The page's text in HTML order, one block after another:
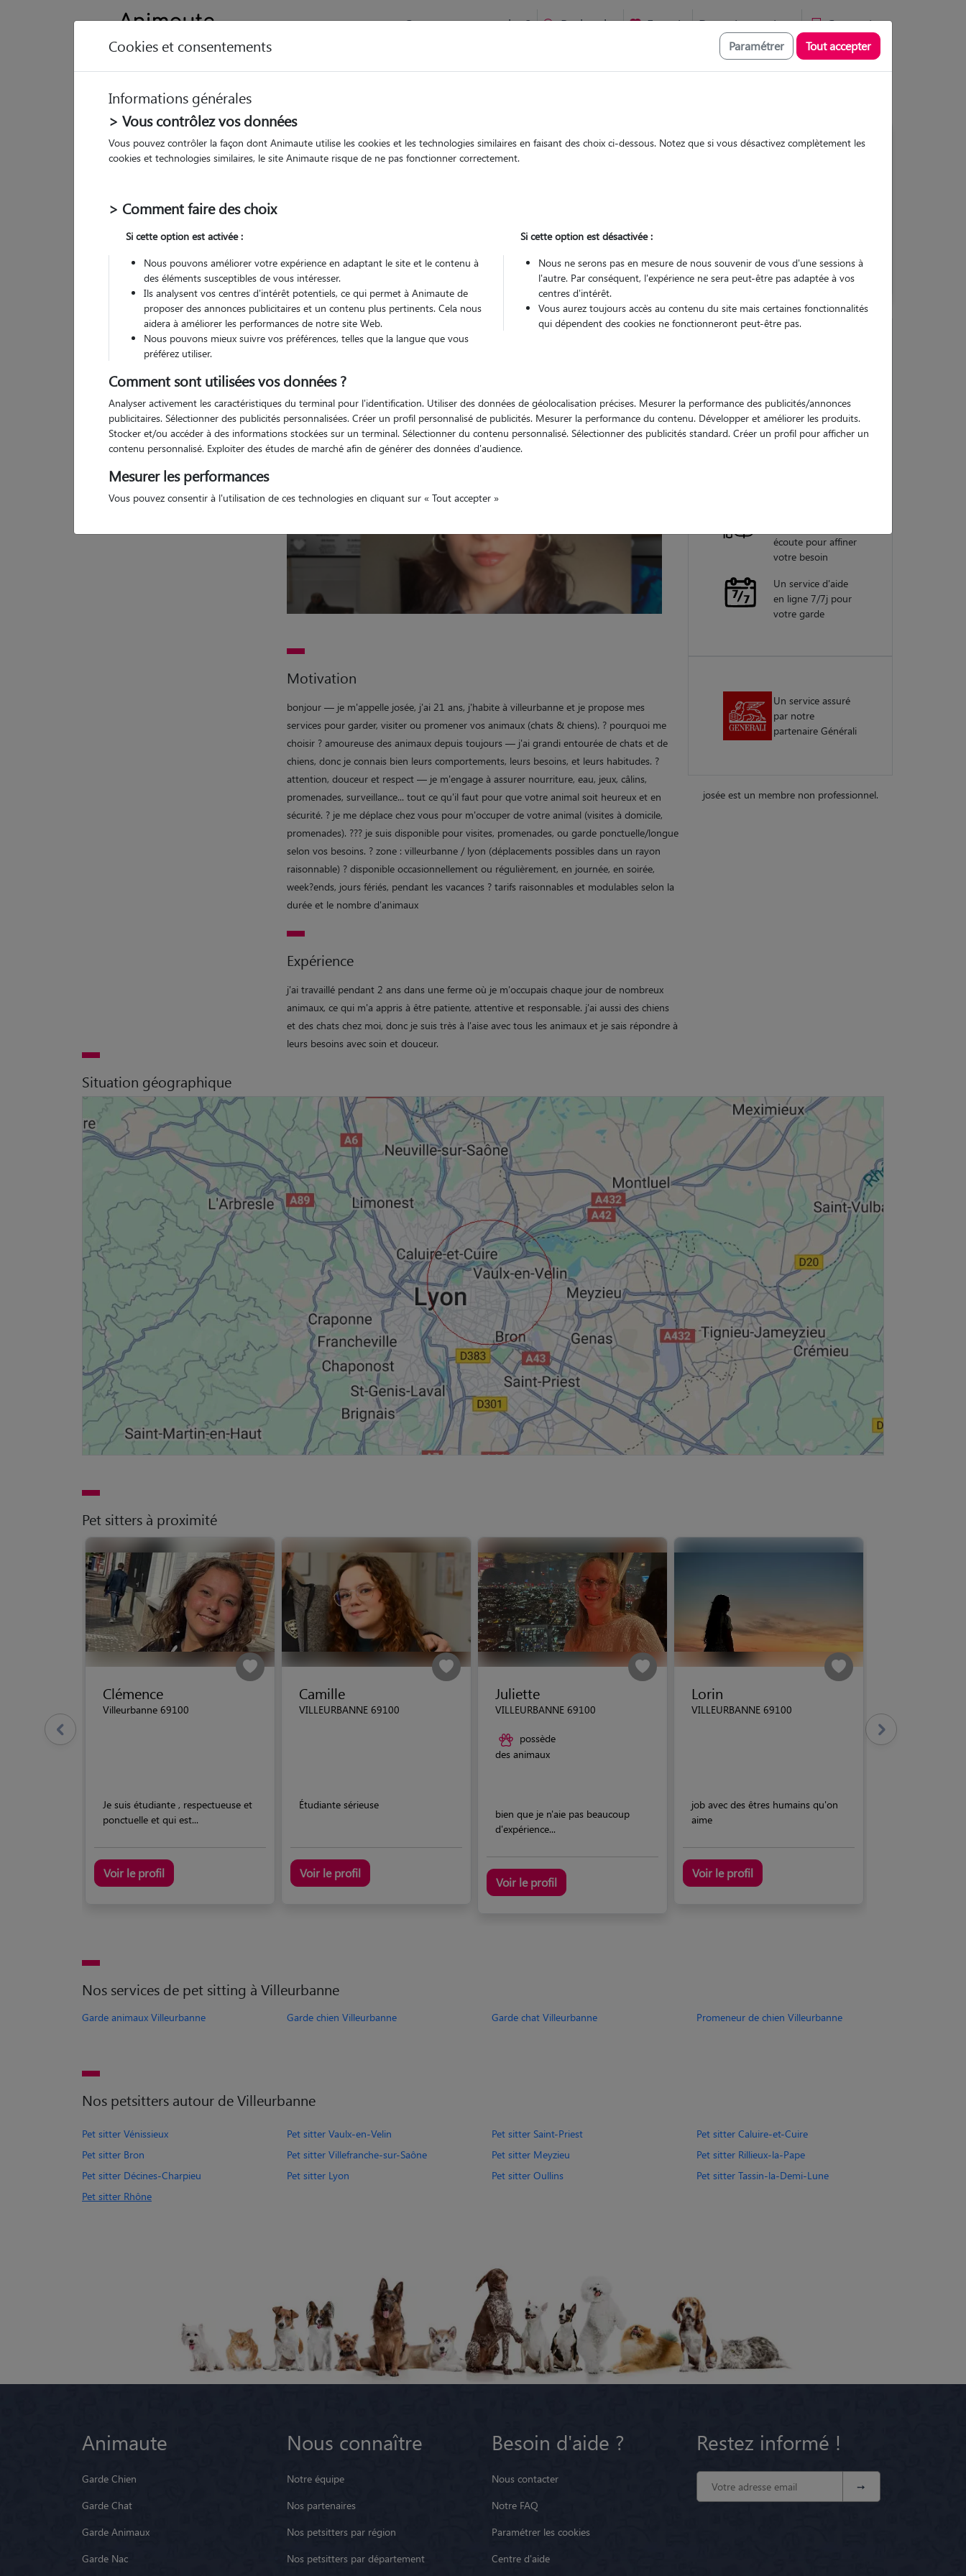
Comment ça marche ? Recherche Favoris Devenir pet sitter Connexion
Josée
Motivation
bonjour — je m'appelle josée, j'ai 21 ans, j'habite à villeurbanne et je propose mes
services pour garder, visiter ou promener vos animaux (chats & chiens). ? pourquoi me
choisir ? amoureuse des animaux depuis toujours — j'ai grandi entourée de chats et de
chiens, donc je connais bien leurs comportements, leurs besoins, et leurs habitudes. ?
attention, douceur et respect — je m'engage à assurer nourriture, eau, jeux, câlins,
promenades, surveillance... tout ce qu'il faut pour que votre animal soit heureux et en
sécurité. ? je me déplace chez vous pour m'occuper de votre animal (visites à domicile,
promenades). ??? je suis disponible pour visites, promenades, ou garde ponctuelle/longue
selon vos besoins. ? zone : villeurbanne / lyon (déplacements possibles dans un rayon
raisonnable) ? disponible occasionnellement ou régulièrement, en journée, en soirée,
week?ends, jours fériés, pendant les vacances ? tarifs raisonnables et modulables selon la
durée et le nombre d'animaux
Expérience
j'ai travaillé pendant 2 ans dans une ferme où je m'occupais chaque jour de nombreux
animaux, ce qui m'a appris à être patiente, attentive et responsable. j'ai aussi des chiens
et des chats chez moi, donc je suis très à l'aise avec tous les animaux et je sais répondre à
leurs besoins avec soin et douceur.
garanties
écoute pour affiner
votre besoin
Un service d'aide
en ligne 7/7j pour
votre garde
Un service assuré
par notre
partenaire Générali
josée est un membre non professionnel.
Situation géographique
Pet sitters à proximité
Clémence
Villeurbanne 69100
Je suis étudiante , respectueuse et
ponctuelle et qui est...
Voir le profil
Camille
VILLEURBANNE 69100
Étudiante sérieuse
Voir le profil
Juliette
VILLEURBANNE 69100
possède
des animaux
bien que je n'aie pas beaucoup
d'expérience...
Voir le profil
Lorin
VILLEURBANNE 69100
job avec des êtres humains qu'on
aime
Voir le profil
Nos services de pet sitting à Villeurbanne
Garde animaux Villeurbanne Garde chien Villeurbanne Garde chat Villeurbanne Promeneur de chien Villeurbanne
Nos petsitters autour de Villeurbanne
Pet sitter Vénissieux Pet sitter Vaulx-en-Velin Pet sitter Saint-Priest
Pet sitter Caluire-et-Cuire
Pet sitter Bron
Pet sitter Villefranche-sur-Saône Pet sitter Meyzieu
Pet sitter Rillieux-la-Pape
Pet sitter Décines-Charpieu
Pet sitter Lyon Pet sitter Oullins
Pet sitter Tassin-la-Demi-Lune
Pet sitter Rhône
Animaute
Garde Chien
Garde Chat
Garde Animaux
Garde Nac
Nous connaître
Notre équipe
Nos partenaires
Nos petsitters par région
Nos petsitters par département
Besoin d'aide ?
Nous contacter
Notre FAQ
Paramétrer les cookies
Centre d'aide
Restez informé !
Cookies et consentements Paramétrer Tout accepter
Informations générales
> Vous contrôlez vos données
Vous pouvez contrôler la façon dont Animaute utilise les cookies et les technologies similaires en faisant des choix ci-dessous. Notez que si vous désactivez complètement les
cookies et technologies similaires, le site Animaute risque de ne pas fonctionner correctement.
> Comment faire des choix
Si cette option est activée :
Nous pouvons améliorer votre expérience en adaptant le site et le contenu à
des éléments susceptibles de vous intéresser.
Ils analysent vos centres d'intérêt potentiels, ce qui permet à Animaute de
proposer des annonces publicitaires et un contenu plus pertinents. Cela nous
aidera à améliorer les performances de notre site Web.
Nous pouvons mieux suivre vos préférences, telles que la langue que vous
préférez utiliser.
Si cette option est désactivée :
Nous ne serons pas en mesure de nous souvenir de vous d'une sessions à
l'autre. Par conséquent, l'expérience ne sera peut-être pas adaptée à vos
centres d'intérêt.
Vous aurez toujours accès au contenu du site mais certaines fonctionnalités
qui dépendent des cookies ne fonctionneront peut-être pas.
Comment sont utilisées vos données ?
Analyser activement les caractéristiques du terminal pour l'identification. Utiliser des données de géolocalisation précises. Mesurer la performance des publicités/annonces
publicitaires. Sélectionner des publicités personnalisées. Créer un profil personnalisé de publicités. Mesurer la performance du contenu. Développer et améliorer les produits.
Stocker et/ou accéder à des informations stockées sur un terminal. Sélectionner du contenu personnalisé. Sélectionner des publicités standard. Créer un profil pour afficher un
contenu personnalisé. Exploiter des études de marché afin de générer des données d'audience.
Mesurer les performances
Vous pouvez consentir à l'utilisation de ces technologies en cliquant sur « Tout accepter »